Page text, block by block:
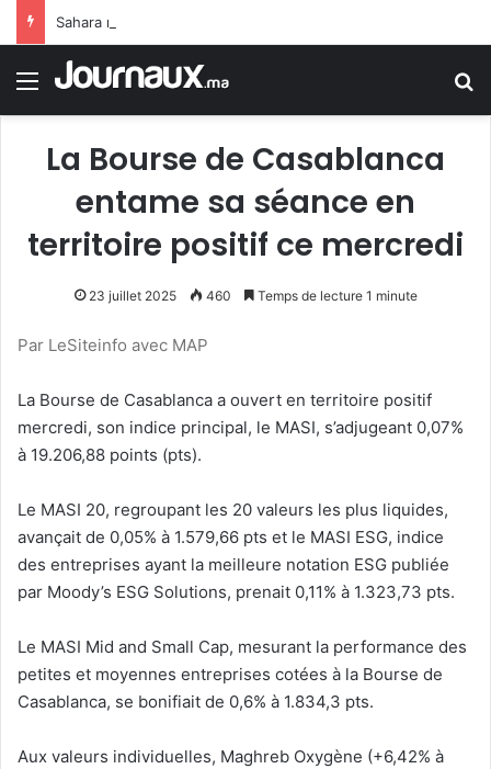
Menu
La Bourse de Casablanca
entame sa séance en
territoire positif ce mercredi
23 juillet 2025 460 Temps de lecture 1 minute
Par LeSiteinfo avec MAP
La Bourse de Casablanca a ouvert en territoire positif
mercredi, son indice principal, le MASI, s’adjugeant 0,07%
à 19.206,88 points (pts).
Le MASI 20, regroupant les 20 valeurs les plus liquides,
avançait de 0,05% à 1.579,66 pts et le MASI ESG, indice
des entreprises ayant la meilleure notation ESG publiée
par Moody’s ESG Solutions, prenait 0,11% à 1.323,73 pts.
Le MASI Mid and Small Cap, mesurant la performance des
petites et moyennes entreprises cotées à la Bourse de
Casablanca, se bonifiait de 0,6% à 1.834,3 pts.
Aux valeurs individuelles, Maghreb Oxygène (+6,42% à